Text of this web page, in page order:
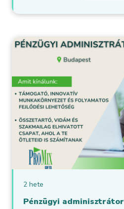
2 hete
Pénzügyi adminisztrátor